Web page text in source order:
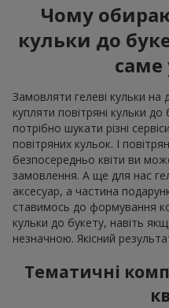
Чому
кульки до
саме
Замовляти гелеві кульки
купляти повітряні кульки
потрібно шукати різні
повітряних кульок. І
безпосередньо квіти ви
замовлення. А ще для нас
аксесуар, а частина
ставимось до формування
кульки до букету, навіть
незначною. Якісний
Тематичні